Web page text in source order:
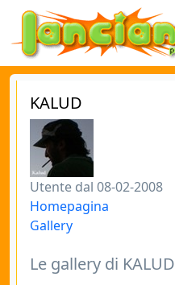
KALUD
Utente dal 08-02-2008
Homepagina
Gallery
Le gallery di KALUD